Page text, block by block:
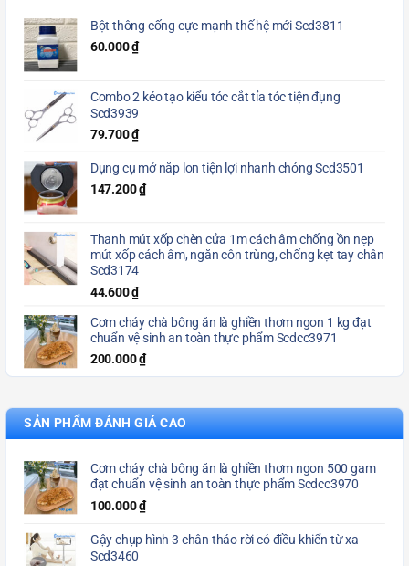
Bột thông cống cực mạnh thế hệ mới Scd3811
60.000₫
Combo 2 kéo tạo kiểu tóc cắt tỉa tóc tiện đụng
Scd3939
79.700₫
Dụng cụ mở nắp lon tiện lợi nhanh chóng Scd3501
147.200₫
Thanh mút xốp chèn cửa 1m cách âm chống ồn nẹp
mút xốp cách âm, ngăn côn trùng, chống kẹt tay chân
Scd3174
44.600₫
Cơm cháy chà bông ăn là ghiền thơm ngon 1 kg đạt
chuẩn vệ sinh an toàn thực phẩm Scdcc3971
200.000₫
SẢN PHẨM ĐÁNH GIÁ CAO
Cơm cháy chà bông ăn là ghiền thơm ngon 500 gam
đạt chuẩn vệ sinh an toàn thực phẩm Scdcc3970
100.000₫
Gậy chụp hình 3 chân tháo rời có điều khiển từ xa
Scd3460